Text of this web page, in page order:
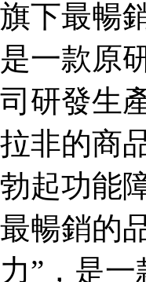
旗下最暢
是一款原
司研發生
拉非的商
勃起功能
最暢銷的
力”，是